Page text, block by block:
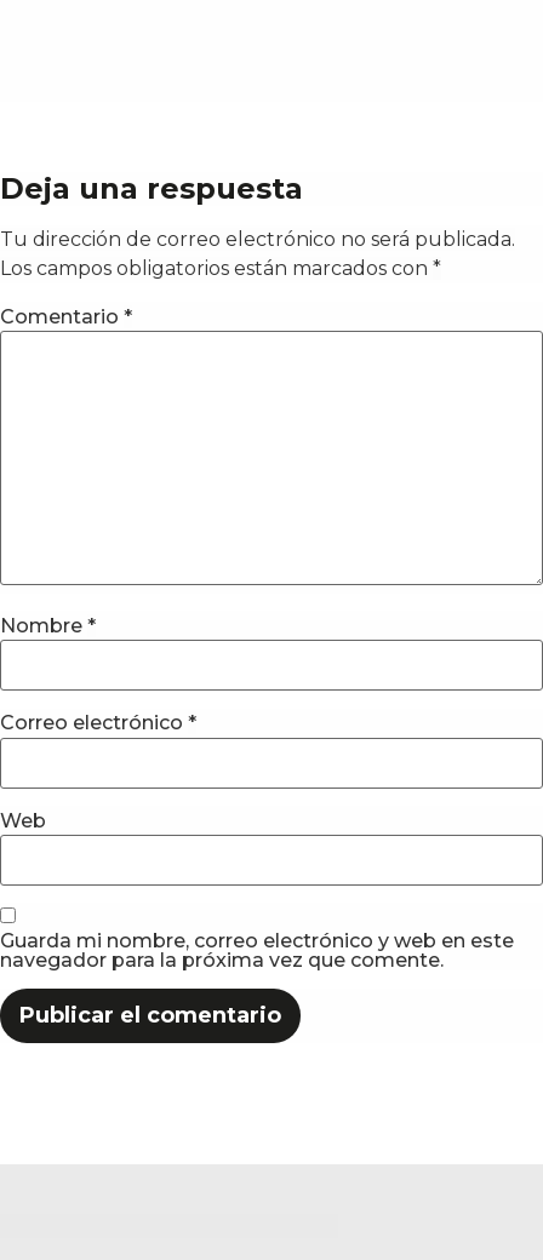
Deja una respuesta
Tu dirección de correo electrónico no será publicada.
Los campos obligatorios están marcados con *
Comentario *
Nombre *
Correo electrónico *
Web
Guarda mi nombre, correo electrónico y web en este
navegador para la próxima vez que comente.